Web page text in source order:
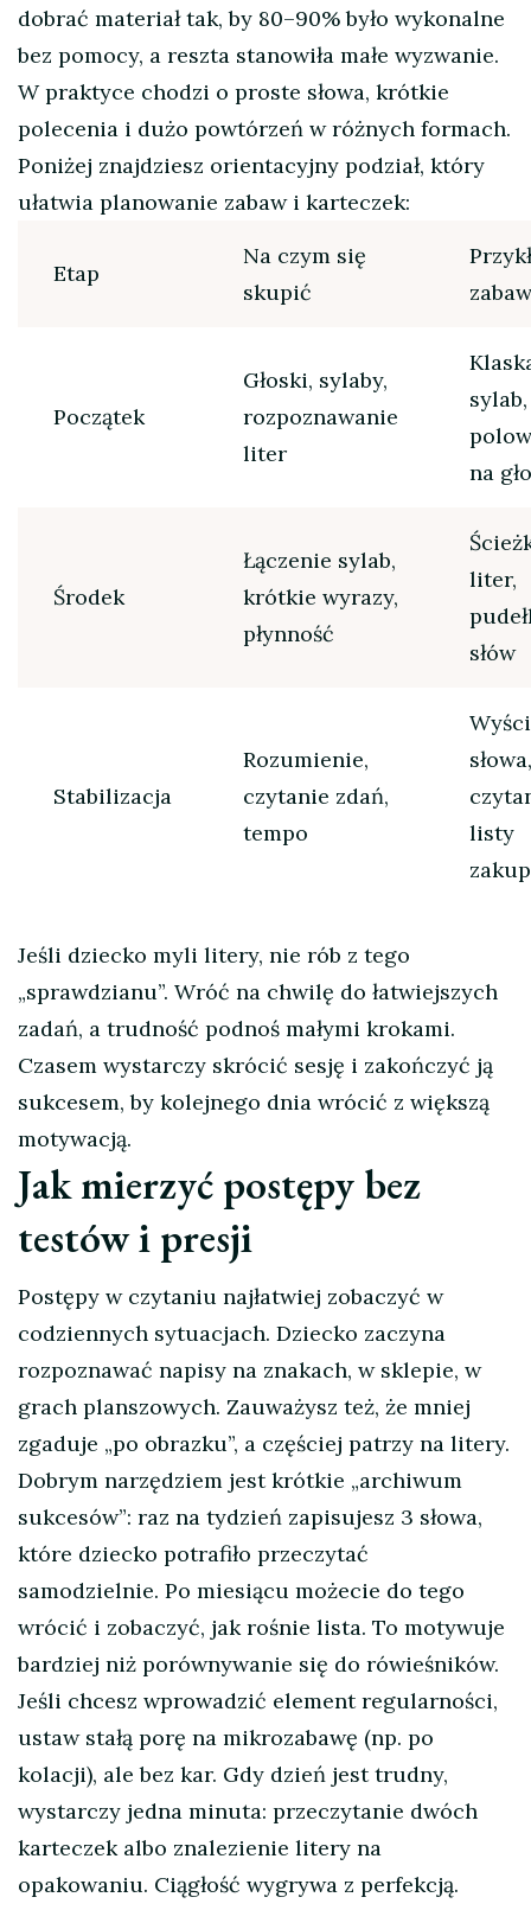
dobrać materiał tak, by 80–90% było wykonalne
bez pomocy, a reszta stanowiła małe wyzwanie.
W praktyce chodzi o proste słowa, krótkie
polecenia i dużo powtórzeń w różnych formach.
Poniżej znajdziesz orientacyjny podział, który
ułatwia planowanie zabaw i karteczek:
Etap
Na czym się
skupić
zabaw
Początek
Głoski, sylaby,
rozpoznawanie
liter
sylab,
na
Środek
Łączenie sylab,
krótkie wyrazy,
płynność
liter,
słów
Stabilizacja
Rozumienie,
czytanie zdań,
tempo
słowa,
listy
Jeśli dziecko myli litery, nie rób z tego
„sprawdzianu”. Wróć na chwilę do łatwiejszych
zadań, a trudność podnoś małymi krokami.
Czasem wystarczy skrócić sesję i zakończyć ją
sukcesem, by kolejnego dnia wrócić z większą
motywacją.
Jak mierzyć postępy bez
testów i presji
Postępy w czytaniu najłatwiej zobaczyć w
codziennych sytuacjach. Dziecko zaczyna
rozpoznawać napisy na znakach, w sklepie, w
grach planszowych. Zauważysz też, że mniej
zgaduje „po obrazku”, a częściej patrzy na litery.
Dobrym narzędziem jest krótkie „archiwum
sukcesów”: raz na tydzień zapisujesz 3 słowa,
które dziecko potrafiło przeczytać
samodzielnie. Po miesiącu możecie do tego
wrócić i zobaczyć, jak rośnie lista. To motywuje
bardziej niż porównywanie się do rówieśników.
Jeśli chcesz wprowadzić element regularności,
ustaw stałą porę na mikrozabawę (np. po
kolacji), ale bez kar. Gdy dzień jest trudny,
wystarczy jedna minuta: przeczytanie dwóch
karteczek albo znalezienie litery na
opakowaniu. Ciągłość wygrywa z perfekcją.